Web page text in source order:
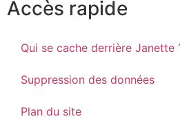
Accès rapide
Qui se cache derrière Janette
Suppression des données
Plan du site